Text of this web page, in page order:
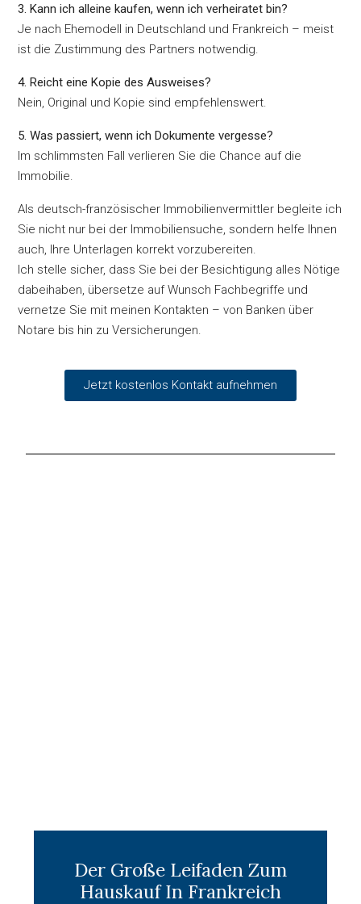
3. Kann ich alleine kaufen, wenn ich verheiratet bin?
Je nach Ehemodell in Deutschland und Frankreich – meist
ist die Zustimmung des Partners notwendig.
4. Reicht eine Kopie des Ausweises?
Nein, Original und Kopie sind empfehlenswert.
5. Was passiert, wenn ich Dokumente vergesse?
Im schlimmsten Fall verlieren Sie die Chance auf die
Immobilie.
Als deutsch-französischer Immobilienvermittler begleite ich
Sie nicht nur bei der Immobiliensuche, sondern helfe Ihnen
auch, Ihre Unterlagen korrekt vorzubereiten.
Ich stelle sicher, dass Sie bei der Besichtigung alles Nötige
dabeihaben, übersetze auf Wunsch Fachbegriffe und
vernetze Sie mit meinen Kontakten – von Banken über
Notare bis hin zu Versicherungen.
Jetzt kostenlos Kontakt aufnehmen
Der Große Leifaden Zum
Hauskauf In Frankreich